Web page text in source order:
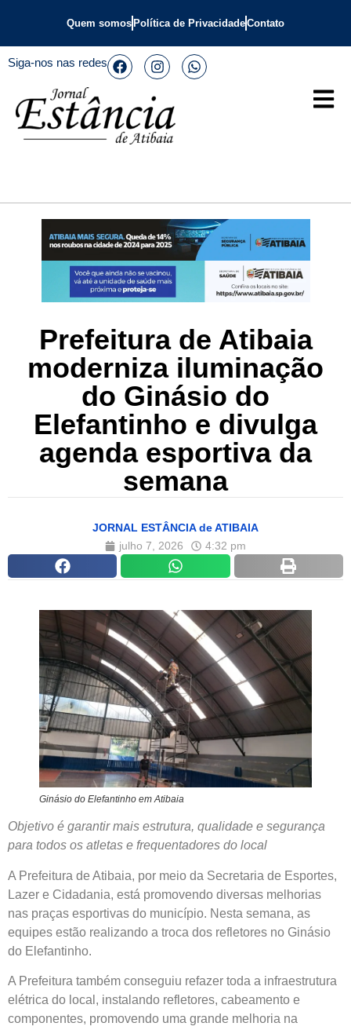
Quem somos Política de PrivacidadeContato
Siga-nos nas redes
Prefeitura de Atibaia
moderniza iluminação
do Ginásio do
Elefantinho e divulga
agenda esportiva da
semana
JORNAL ESTÂNCIA de ATIBAIA
julho 7, 2026
4:32 pm
Ginásio do Elefantinho em Atibaia
Objetivo é garantir mais estrutura, qualidade e segurança
para todos os atletas e frequentadores do local
A Prefeitura de Atibaia, por meio da Secretaria de Esportes,
Lazer e Cidadania, está promovendo diversas melhorias
nas praças esportivas do município. Nesta semana, as
equipes estão realizando a troca dos refletores no Ginásio
do Elefantinho.
A Prefeitura também conseguiu refazer toda a infraestrutura
elétrica do local, instalando refletores, cabeamento e
componentes, promovendo uma grande melhoria na